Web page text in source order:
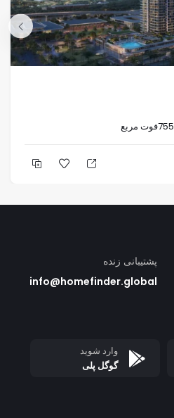
755فوت مربع
پشتیبانی زنده
info@homefinder.global
وارد شوید
گوگل پلی